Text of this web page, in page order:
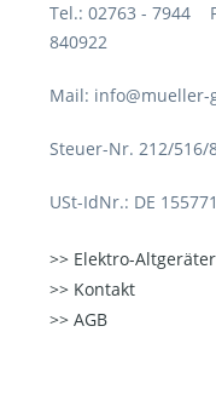
Tel.: 02763 - 7944
840922
Mail: info@mueller-
Steuer-Nr. 212/516/
USt-IdNr.: DE
Elektro-
Kontakt
AGB